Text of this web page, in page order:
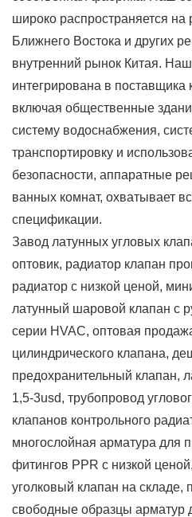
широко распространяется
Ближнего Востока и других
внутренний рынок Китая.
интегрирована в
включая общественные
систему водоснабжения,
транспортировку и
безопасности, аппаратные
ванных комнат, охватывает
спецификации.
Завод латунных угловых
оптовик, радиатор клапан
радиатор с низкой ценой,
латунный шаровой клапан с
серии HVAC, оптовая
цилиндрического клапана,
предохранительный клапан,
1,5-3usd, трубопровод
клапанов контрольного
многослойная арматура для
фитингов PPR с низкой
уголковый клапан на
свободные образцы арматур